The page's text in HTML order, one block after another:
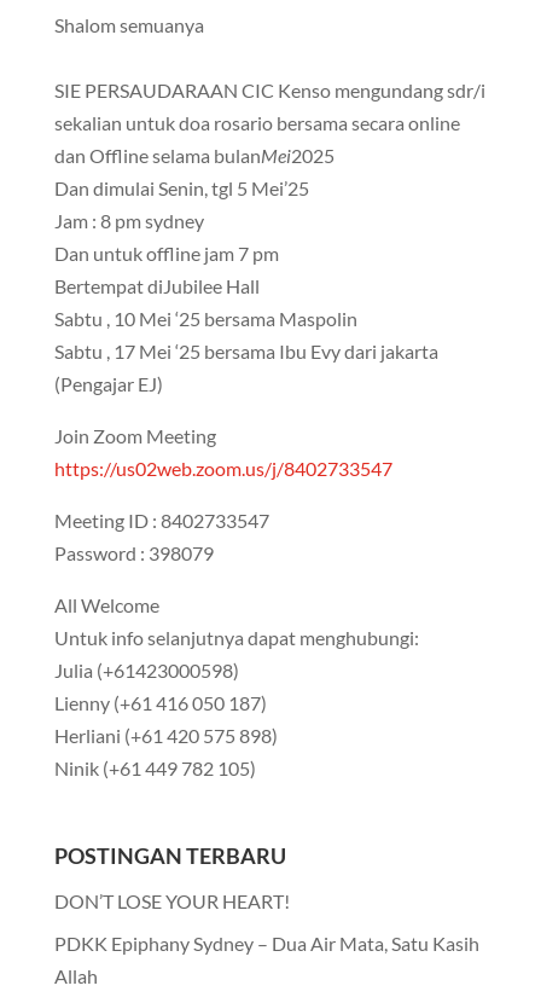
Shalom semuanya
SIE PERSAUDARAAN CIC Kenso mengundang sdr/i
sekalian untuk doa rosario bersama secara online
dan Offline selama bulanMei2025
Dan dimulai Senin, tgl 5 Mei’25
Jam : 8 pm sydney
Dan untuk offline jam 7 pm
Bertempat diJubilee Hall
Sabtu , 10 Mei ‘25 bersama Maspolin
Sabtu , 17 Mei ‘25 bersama Ibu Evy dari jakarta
(Pengajar EJ)
Join Zoom Meeting
https://us02web.zoom.us/j/8402733547
Meeting ID : 8402733547
Password : 398079
All Welcome
Untuk info selanjutnya dapat menghubungi:
Julia ‪(+61423000598‬)
Lienny ‪(+61 416 050 187‬)
Herliani ‪(+61 420 575 898‬)
Ninik ‪(+61 449 782 105‬)
POSTINGAN TERBARU
DON’T LOSE YOUR HEART!
PDKK Epiphany Sydney – Dua Air Mata, Satu Kasih
Allah